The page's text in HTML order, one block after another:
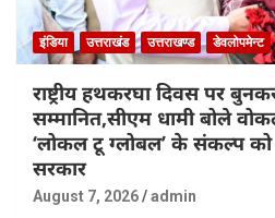
इंडिया उत्तराखंड उत्तराखण्ड डेवलोपमेन्ट
राष्ट्रीय हथकरघा दिवस पर
सम्मानित,सीएम धामी बोले
‘लोकल टू ग्लोबल’ के संकल्प
सरकार
August 7, 2026 admin